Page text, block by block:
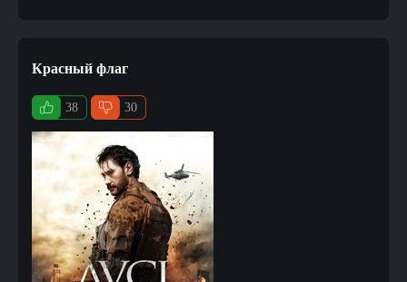
Красный флаг
38 30